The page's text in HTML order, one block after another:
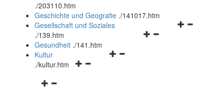
und
schließen
./203110.htm
Geschichte und Geografie ./141017.htm
Navigationsmenü
Gesellschaft und Soziales
./139.htm
Navigationsmenü
Gesundheit ./141.htm
Navigationsmenü
Kultur
./kultur.htm
Navigationsmenü